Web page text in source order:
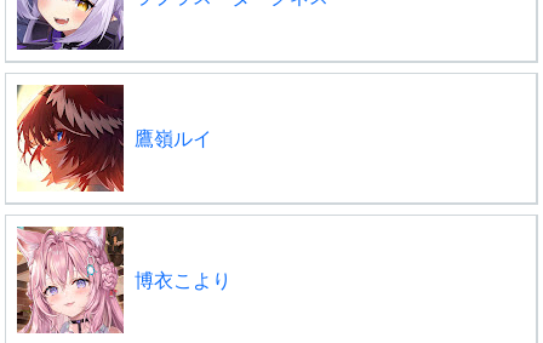
鷹嶺ルイ
博衣こより